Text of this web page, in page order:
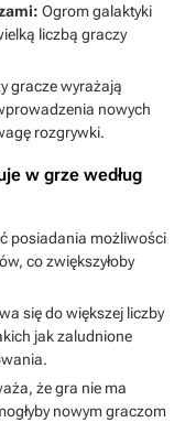
Ogrom galaktyki
liczbą graczy
gracze wyrażają
nowych
rozgrywki.
w grze według
posiadania możliwości
co zwiększyłoby
się do większej liczby
jak zaludnione
że gra nie ma
nowym graczom